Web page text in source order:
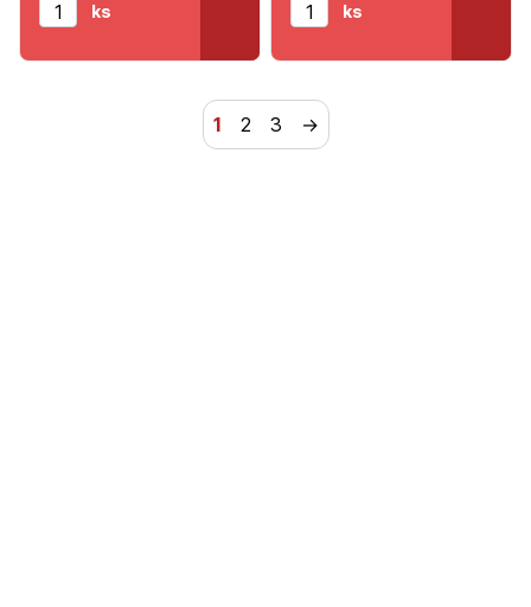
ks ks
1 2 3 →